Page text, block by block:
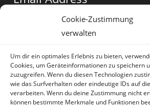
Cookie-Zustimmung
verwalten
Um dir ein optimales Erlebnis zu bieten,
Cookies, um Geräteinformationen zu speichern
zuzugreifen. Wenn du diesen Technologien
wie das Surfverhalten oder eindeutige IDs auf
verarbeiten. Wenn du deine Zustimmung nicht
können bestimmte Merkmale und Funktionen
new
new
new
tab
Vorname*